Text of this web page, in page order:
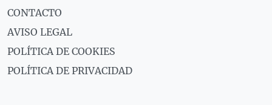
CONTACTO
AVISO LEGAL
POLÍTICA DE COOKIES
POLÍTICA DE PRIVACIDAD